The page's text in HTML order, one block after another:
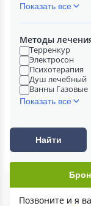
Показать все
Методы
Терренкур
Электросон
Психотерапия
Душ лечебный
Ванны Газовые
Показать все
Найти
Позвоните и я